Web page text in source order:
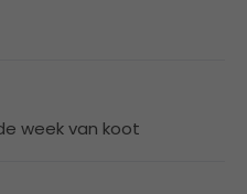
week van koot